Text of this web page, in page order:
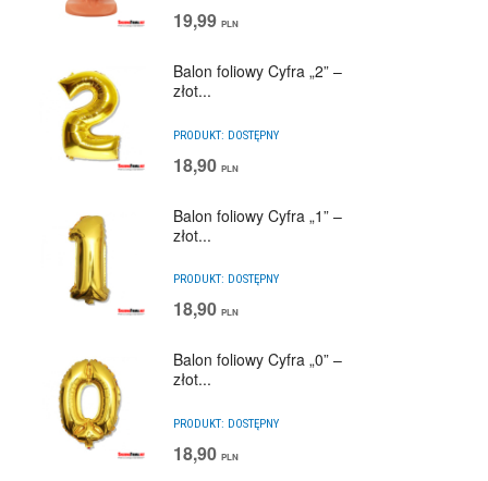
19,99 PLN
Balon foliowy Cyfra „2” –
złot...
PRODUKT: DOSTĘPNY
18,90 PLN
Balon foliowy Cyfra „1” –
złot...
PRODUKT: DOSTĘPNY
18,90 PLN
Balon foliowy Cyfra „0” –
złot...
PRODUKT: DOSTĘPNY
18,90 PLN